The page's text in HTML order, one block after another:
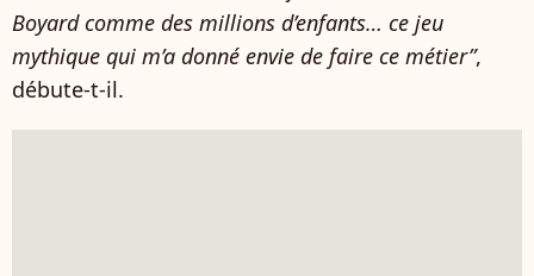
Boyard comme des millions d’enfants… ce jeu
mythique qui m’a donné envie de faire ce métier”,
débute-t-il.